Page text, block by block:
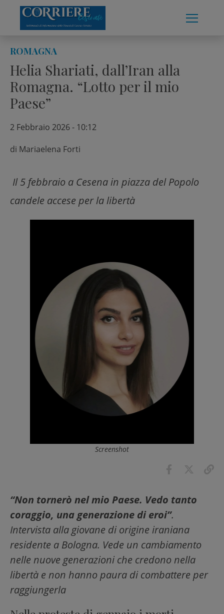
content
ROMAGNA
Helia Shariati, dall’Iran alla
Romagna. “Lotto per il mio
Paese”
2 Febbraio 2026 - 10:12
di Mariaelena Forti
Il 5 febbraio a Cesena in piazza del Popolo
candele accese per la libertà
Screenshot
“Non tornerò nel mio Paese. Vedo tanto
coraggio, una generazione di eroi”.
Intervista alla giovane di origine iraniana
residente a Bologna. Vede un cambiamento
nelle nuove generazioni che credono nella
libertà e non hanno paura di combattere per
raggiungerla